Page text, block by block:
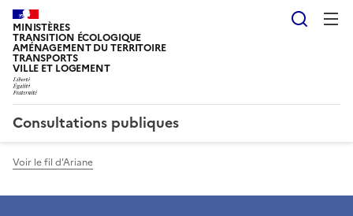
MINISTÈRES
TRANSITION ÉCOLOGIQUE
AMÉNAGEMENT DU TERRITOIRE
TRANSPORTS
VILLE ET LOGEMENT
Consultations publiques
Voir le fil d'Ariane